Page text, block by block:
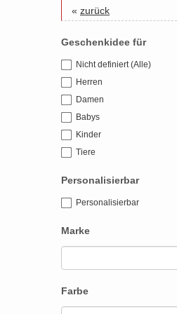
« zurück
Geschenkidee für
Nicht definiert (Alle)
Herren
Damen
Babys
Kinder
Tiere
Personalisierbar
Personalisierbar
Marke
Farbe